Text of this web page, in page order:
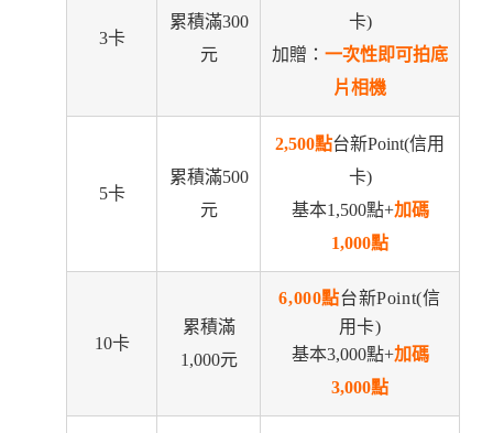
3卡
累積滿300
元
卡)
加贈： 一次性即可拍底
片相機
5卡
累積滿500
元
2,500點台新Point(信用
卡)
基本1,500點+加碼
1,000點
10卡
累積滿
1,000元
6,000點台新Point(信
用卡)
基本3,000點+加碼
3,000點